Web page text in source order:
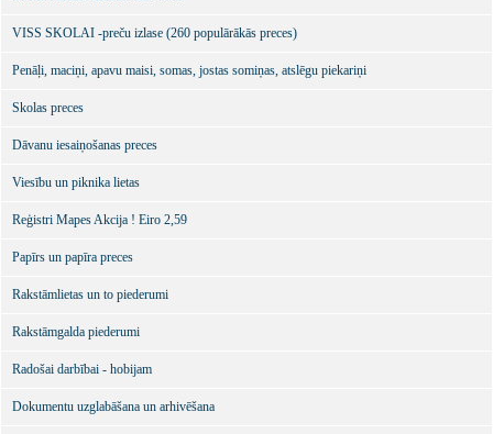
VISS SKOLAI -preču izlase (260 populārākās preces)
Penāļi, maciņi, apavu maisi, somas, jostas somiņas, atslēgu piekariņi
Skolas preces
Dāvanu iesaiņošanas preces
Viesību un piknika lietas
Reģistri Mapes Akcija ! Eiro 2,59
Papīrs un papīra preces
Rakstāmlietas un to piederumi
Rakstāmgalda piederumi
Radošai darbībai - hobijam
Dokumentu uzglabāšana un arhivēšana